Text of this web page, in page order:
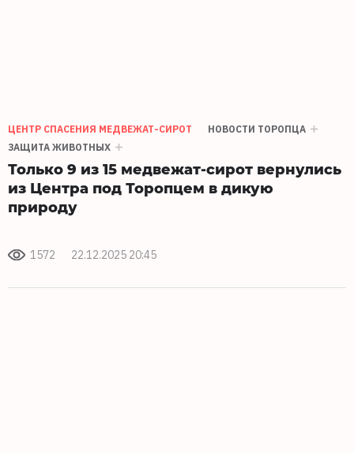
ЦЕНТР СПАСЕНИЯ МЕДВЕЖАТ-СИРОТ
НОВОСТИ ТОРОПЦА
ЗАЩИТА ЖИВОТНЫХ
Только 9 из 15 медвежат-сирот вернулись
из Центра под Торопцем в дикую
природу
1572 22.12.2025 20:45